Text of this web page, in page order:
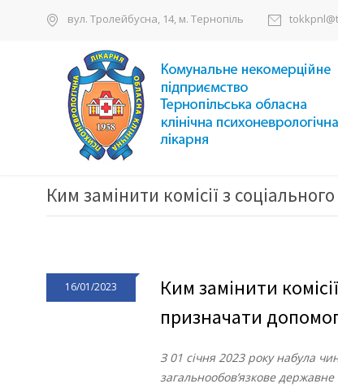
вул. Тролейбусна, 14, м. Тернопіль
Ким замінити комісії з
16/01/2023
Ким замінити
призначати
З 01 січня 2023 року набула
загальнообов’язкове